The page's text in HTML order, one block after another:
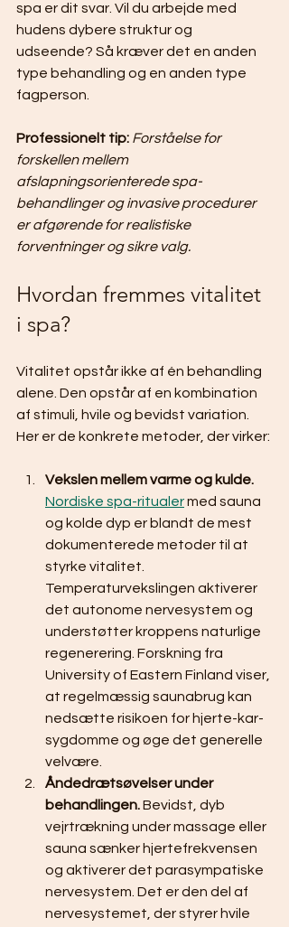
spa er dit svar. Vil du arbejde med
hudens dybere struktur og
udseende? Så kræver det en anden
type behandling og en anden type
fagperson.
Professionelt tip: Forståelse for
forskellen mellem
afslapningsorienterede spa-
behandlinger og invasive procedurer
er afgørende for realistiske
forventninger og sikre valg.
Hvordan fremmes vitalitet
i spa?
Vitalitet opstår ikke af én behandling
alene. Den opstår af en kombination
af stimuli, hvile og bevidst variation.
Her er de konkrete metoder, der virker:
Vekslen mellem varme og kulde.
Nordiske spa-ritualer med sauna
og kolde dyp er blandt de mest
dokumenterede metoder til at
styrke vitalitet.
Temperaturvekslingen aktiverer
det autonome nervesystem og
understøtter kroppens naturlige
regenerering. Forskning fra
University of Eastern Finland viser,
at regelmæssig saunabrug kan
nedsætte risikoen for hjerte-kar-
sygdomme og øge det generelle
velvære.
Åndedrætsøvelser under
behandlingen. Bevidst, dyb
vejrtrækning under massage eller
sauna sænker hjertefrekvensen
og aktiverer det parasympatiske
nervesystem. Det er den del af
nervesystemet, der styrer hvile